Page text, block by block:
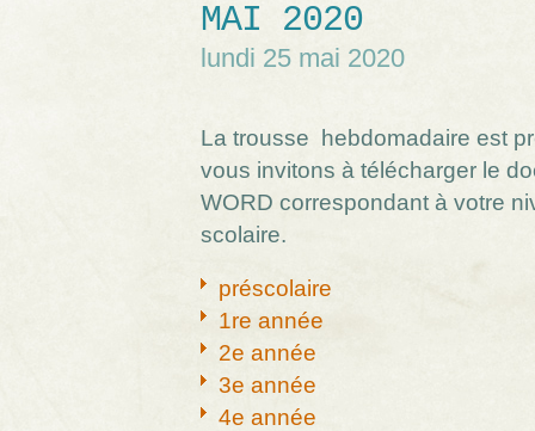
MAI 2020
lundi 25 mai 2020
La trousse hebdomadaire est
vous invitons à télécharger le
WORD correspondant à votre
scolaire.
préscolaire
1re année
2e année
3e année
4e année